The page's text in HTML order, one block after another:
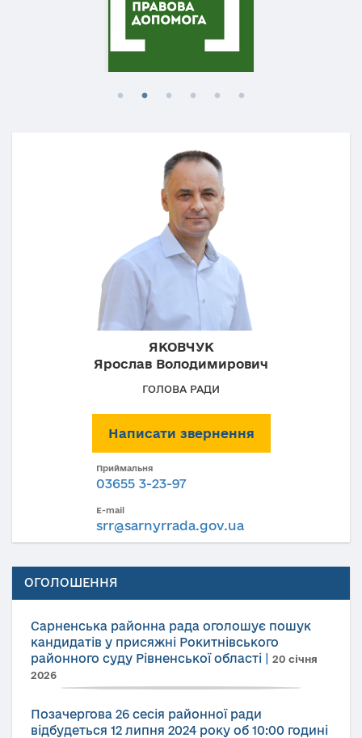
ЯКОВЧУК
Ярослав Володимирович
ГОЛОВА РАДИ
Написати звернення
Приймальня
03655 3-23-97
E-mail
srr@sarnyrrada.gov.ua
ОГОЛОШЕННЯ
Сарненська районна рада оголошує пошук
кандидатів у присяжні Рокитнівського
районного суду Рівненської області
20 січня
2026
Позачергова 26 сесія районної ради
відбудеться 12 липня 2024 року об 10:00 годині